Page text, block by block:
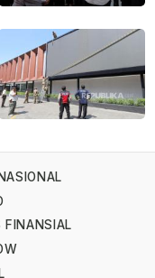
FINANSIAL